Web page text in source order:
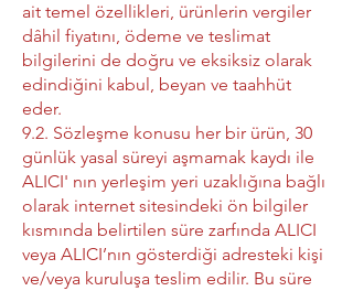
ait temel özellikleri, ürünlerin vergiler
dâhil fiyatını, ödeme ve teslimat
bilgilerini de doğru ve eksiksiz olarak
edindiğini kabul, beyan ve taahhüt
eder.
9.2. Sözleşme konusu her bir ürün, 30
günlük yasal süreyi aşmamak kaydı ile
ALICI' nın yerleşim yeri uzaklığına bağlı
olarak internet sitesindeki ön bilgiler
kısmında belirtilen süre zarfında ALICI
veya ALICI’nın gösterdiği adresteki kişi
ve/veya kuruluşa teslim edilir. Bu süre